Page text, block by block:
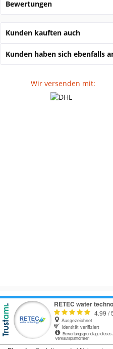
Bewertungen
Kunden kauften auch
Kunden haben sich ebenfalls
Wir versenden mit: